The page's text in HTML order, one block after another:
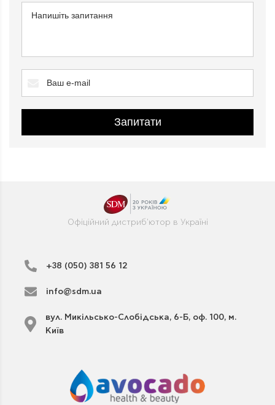
Запитати
Офіційний дистриб'ютор в Україні
+38 (050) 381 56 12
info@sdm.ua
вул. Микільсько-Слобідська, 6-Б, оф. 100, м.
Київ